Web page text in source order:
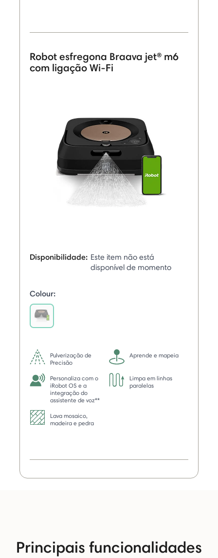
Robot esfregona Braava jet® m6
com ligação Wi-Fi
Disponibilidade: Este item não está
disponível de momento
Colour:
Pulverização de
Precisão
Aprende e mapeia
Personaliza com o
iRobot OS e a
integração do
assistente de voz**
Limpa em linhas
paralelas
Lava mosaico,
madeira e pedra
Principais funcionalidades